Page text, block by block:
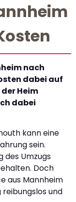
nach
dabei auf
Heim
dabei
kann eine
sein.
des Umzugs
Doch
aus Mannheim
reibungslos und